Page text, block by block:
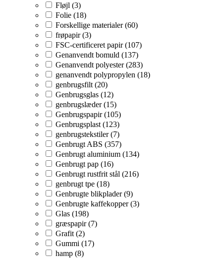
Fløjl (3)
Folie (18)
Forskellige materialer (60)
frøpapir (3)
FSC-certificeret papir (107)
Genanvendt bomuld (137)
Genanvendt polyester (283)
genanvendt polypropylen (18)
genbrugsfilt (20)
Genbrugsglas (12)
genbrugslæder (15)
Genbrugspapir (105)
Genbrugsplast (123)
genbrugstekstiler (7)
Genbrugt ABS (357)
Genbrugt aluminium (134)
Genbrugt pap (16)
Genbrugt rustfrit stål (216)
genbrugt tpe (18)
Genbrugte blikplader (9)
Genbrugte kaffekopper (3)
Glas (198)
græspapir (7)
Grafit (2)
Gummi (17)
hamp (8)